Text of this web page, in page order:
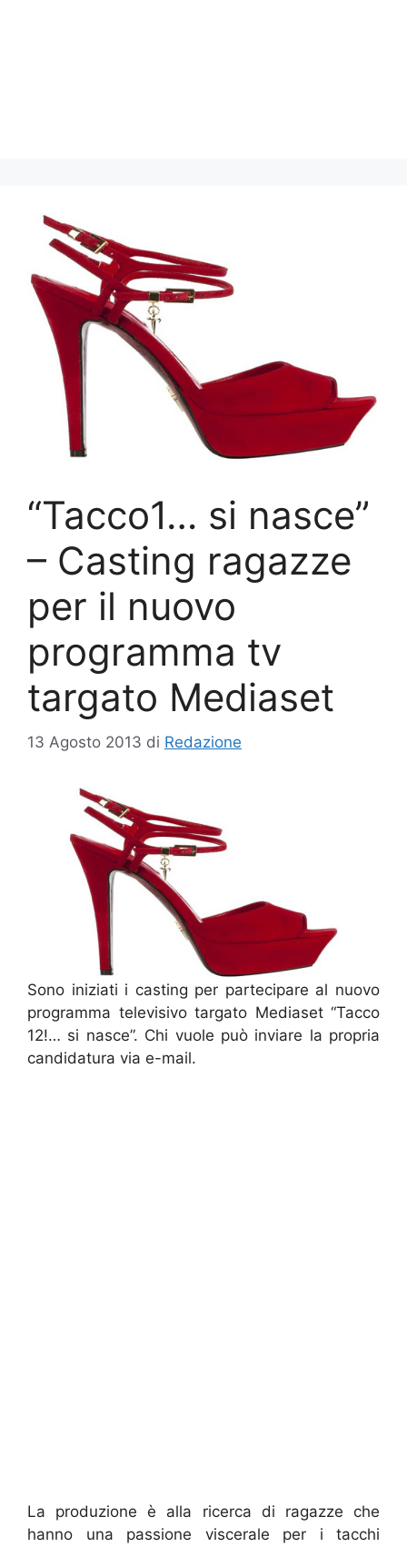
“Tacco1… si nasce”
– Casting ragazze
per il nuovo
programma tv
targato Mediaset
13 Agosto 2013 di Redazione
Sono iniziati i casting per partecipare al nuovo
programma televisivo targato Mediaset “Tacco
12!… si nasce”. Chi vuole può inviare la propria
candidatura via e-mail.
La produzione è alla ricerca di ragazze che
hanno una passione viscerale per i tacchi